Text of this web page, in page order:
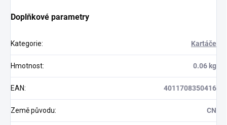
Doplňkové parametry
Kategorie: Kartáče
Hmotnost: 0.06 kg
EAN: 4011708350416
Země původu: CN